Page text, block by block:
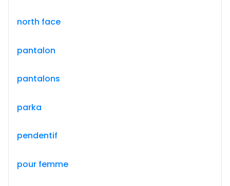
north face
pantalon
pantalons
parka
pendentif
pour femme